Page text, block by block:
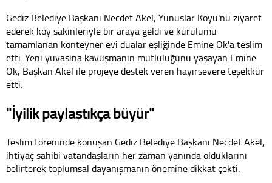
Gediz Belediye Başkanı Necdet Akel, Yunuslar Köyü'nü ziyaret
ederek köy sakinleriyle bir araya geldi ve kurulumu
tamamlanan konteyner evi dualar eşliğinde Emine Ok'a teslim
etti. Yeni yuvasına kavuşmanın mutluluğunu yaşayan Emine
Ok, Başkan Akel ile projeye destek veren hayırsevere teşekkür
etti.
"İyilik paylaştıkça büyür"
Teslim töreninde konuşan Gediz Belediye Başkanı Necdet Akel,
ihtiyaç sahibi vatandaşların her zaman yanında olduklarını
belirterek toplumsal dayanışmanın önemine dikkat çekti.